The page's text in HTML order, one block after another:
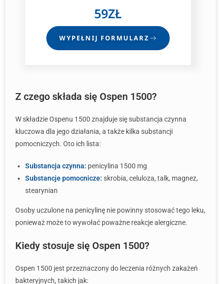
59ZŁ
WYPEŁNIJ FORMULARZ
Z czego składa się Ospen 1500?
W składzie Ospenu 1500 znajduje się substancja czynna
kluczowa dla jego działania, a także kilka substancji
pomocniczych. Oto ich lista:
Substancja czynna: penicylina 1500 mg
Substancje pomocnicze: skrobia, celuloza, talk, magnez,
stearynian
Osoby uczulone na penicylinę nie powinny stosować tego leku,
ponieważ może to wywołać poważne reakcje alergiczne.
Kiedy stosuje się Ospen 1500?
Ospen 1500 jest przeznaczony do leczenia różnych zakażeń
bakteryjnych, takich jak: